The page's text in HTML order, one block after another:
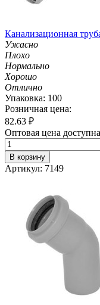
Канализационная
Ужасно
Плохо
Нормально
Хорошо
Отлично
Упаковка: 100
Розничная цена:
82.63 ₽
Оптовая цена
В корзину
Артикул: 7149